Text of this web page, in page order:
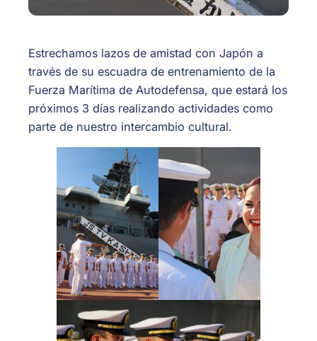
Estrechamos lazos de amistad con Japón a
través de su escuadra de entrenamiento de la
Fuerza Marítima de Autodefensa, que estará los
próximos 3 días realizando actividades como
parte de nuestro intercambio cultural.